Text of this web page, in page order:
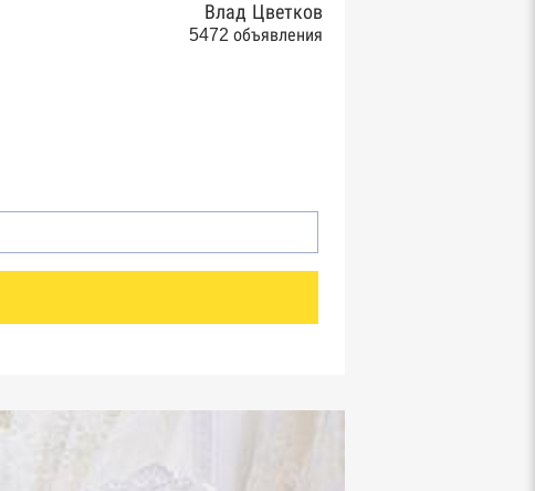
Влад Цветков
5472 объявления